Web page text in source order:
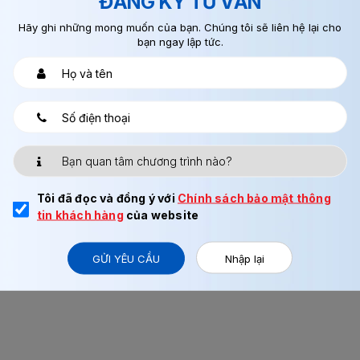
lo.
tục nhập cảnh – quan
vào Nhật.
Hãy ghi những mong muốn của bạn. Chúng tôi sẽ liên hệ lại cho
bạn ngay lập tức.
Tôi đã đọc và đồng ý với Chính sách bảo mật thông
tin khách hàng của website
GỬI YÊU CẦU Nhập lại